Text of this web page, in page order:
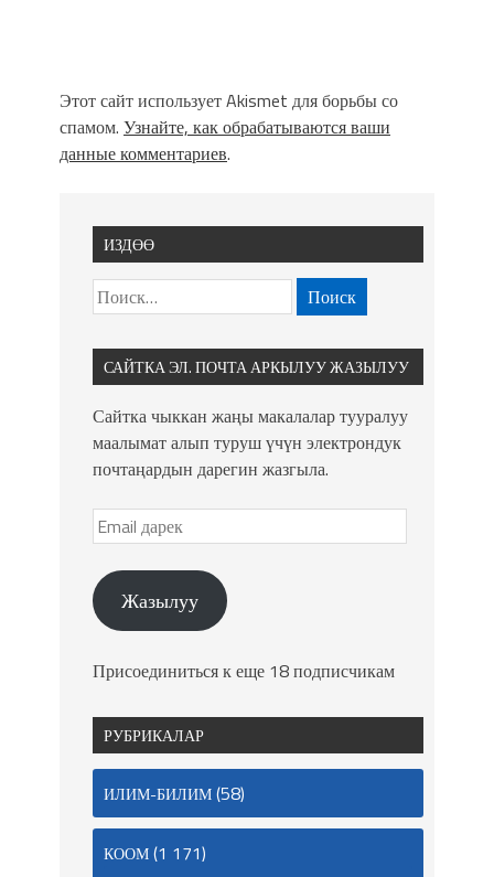
Этот сайт использует Akismet для борьбы со
спамом. Узнайте, как обрабатываются ваши
данные комментариев.
ИЗДӨӨ
САЙТКА ЭЛ. ПОЧТА АРКЫЛУУ ЖАЗЫЛУУ
Сайтка чыккан жаңы макалалар тууралуу
маалымат алып туруш үчүн электрондук
почтаңардын дарегин жазгыла.
Жазылуу
Присоединиться к еще 18 подписчикам
РУБРИКАЛАР
ИЛИМ-БИЛИМ(58)
КООМ(1 171)